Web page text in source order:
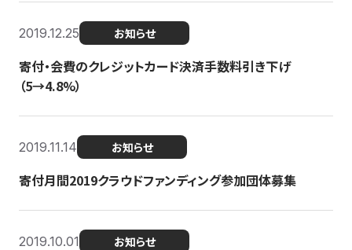
2019.12.25 お知らせ
寄付・会費のクレジットカード決済手数料引き下げ
（5→4.8%）
2019.11.14 お知らせ
寄付月間2019クラウドファンディング参加団体募集
2019.10.01 お知らせ